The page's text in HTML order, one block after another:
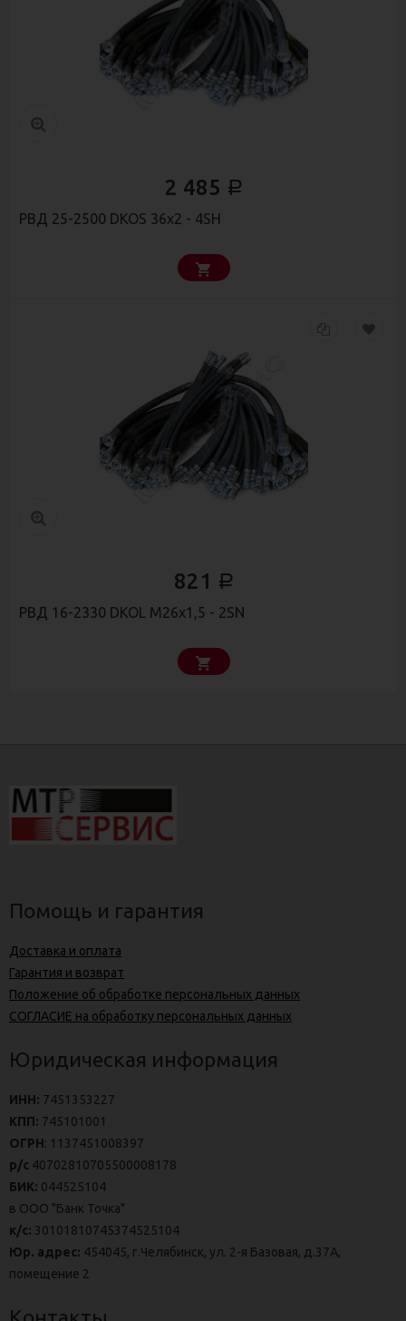
2 485 Р
РВД 25-2500 DKOS 36х2 - 4SН
821 Р
РВД 16-2330 DKOL М26х1,5 - 2SN
Помощь и гарантия
Доставка и оплата
Гарантия и возврат
Положение об обработке персональных данных
СОГЛАСИЕ на обработку персональных данных
Юридическая информация
ИНН: 7451353227
КПП: 745101001
ОГРН: 1137451008397
р/с 40702810705500008178
БИК: 044525104
в ООО "Банк Точка"
к/с: 30101810745374525104
Юр. адрес: 454045, г.Челябинск, ул. 2-я Базовая, д.37А,
помещение 2